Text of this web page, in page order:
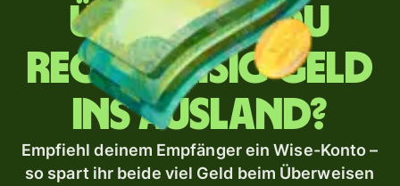
Überweist du
regelmäßig Geld
ins Ausland?
Empfiehl deinem Empfänger ein Wise-Konto –
so spart ihr beide viel Geld beim Überweisen